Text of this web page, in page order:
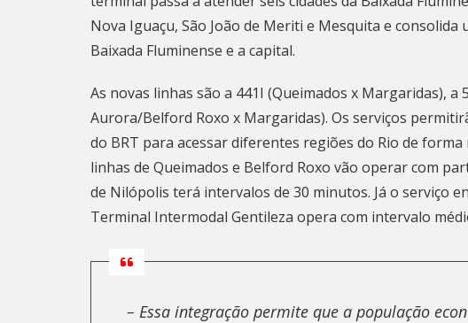
Nova Iguaçu, São João de Meriti e Mesquita e
Baixada Fluminense e a capital.
As novas linhas são a 441I (Queimados x Margaridas),
Aurora/Belford Roxo x Margaridas). Os serviços
do BRT para acessar diferentes regiões do Rio de forma
linhas de Queimados e Belford Roxo vão operar com
de Nilópolis terá intervalos de 30 minutos. Já o serviço
Terminal Intermodal Gentileza opera com intervalo
– Essa integração permite que a população